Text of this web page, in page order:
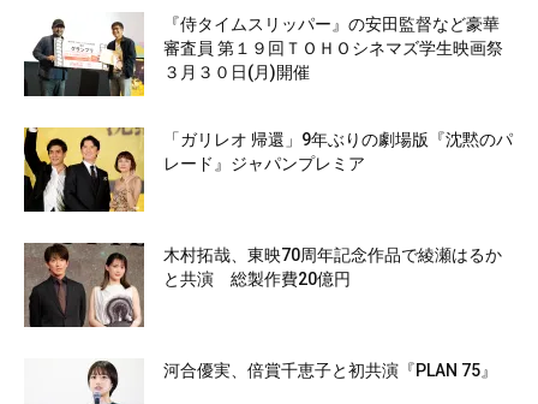
『侍タイムスリッパー』の安田監督など豪華
審査員 第１９回ＴＯＨＯシネマズ学生映画祭
３月３０日(月)開催
「ガリレオ 帰還」9年ぶりの劇場版『沈黙のパ
レード』ジャパンプレミア
木村拓哉、東映70周年記念作品で綾瀬はるか
と共演 総製作費20億円
河合優実、倍賞千恵子と初共演『PLAN 75』